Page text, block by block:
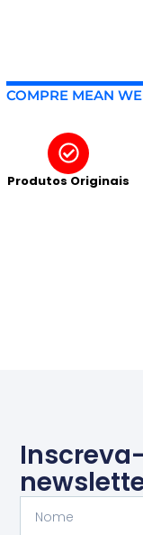
COMPRE MEAN
Produtos Originais